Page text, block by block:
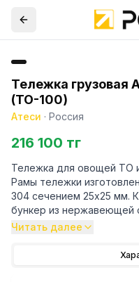
Тележка
(ТО-100)
Атеси · Россия
216 100 тг
Тележка для овощей ТО
Рамы тележки
304 сечением 25х25 мм.
бункер из нержавеющей
литров, размеры
Отверстие
Читать далее